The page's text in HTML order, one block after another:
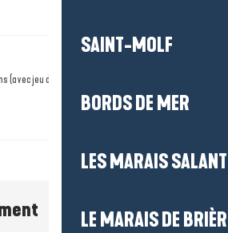
SAINT-MOLF
BORDS DE MER
LES MARAIS
LE MARAIS DE
(avec jeu de piste offert), ancien combattant et